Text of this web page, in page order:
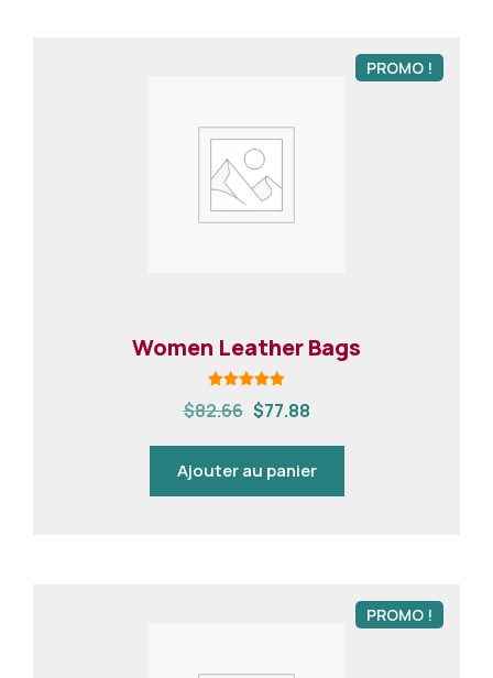
PROMO !
Women Leather Bags
Note
5.00
$82.66 $77.88
Ajouter au panier
PROMO !